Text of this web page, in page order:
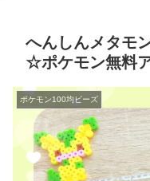
へんしんメタモ
☆ポケモン無料
ポケモン100均ビーズ